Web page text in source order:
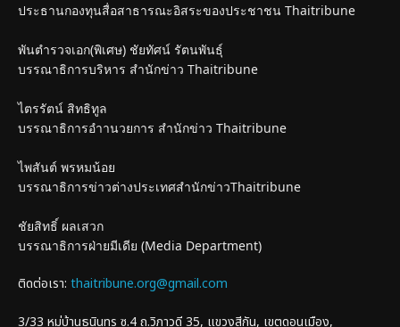
ประธานกองทุนสื่อสาธารณะอิสระของประชาชน Thaitribune
พันตำรวจเอก(พิเศษ) ชัยทัศน์ รัตนพันธุ์
บรรณาธิการบริหาร สำนักข่าว Thaitribune
ไตรรัตน์ สิทธิทูล
บรรณาธิการอำานวยการ สำนักข่าว Thaitribune
ไพสันต์ พรหมน้อย
บรรณาธิการข่าวต่างประเทศสำนักข่าวThaitribune
ชัยสิทธิ์ ผลเสวก
บรรณาธิการฝ่ายมีเดีย (Media Department)
ติดต่อเรา: thaitribune.org@gmail.com
3/33 หมู่บ้านธนินทร ซ.4 ถ.วิภาวดี 35, แขวงสีกัน, เขตดอนเมือง,